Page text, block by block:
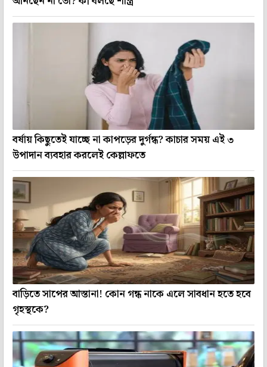
বর্ষায় কিছুতেই যাচ্ছে না কাপড়ের দুর্গন্ধ? কাচার সময় এই ৩
উপাদান ব্যবহার করলেই কেল্লাফতে
বাড়িতে সাপের আস্তানা! কোন গন্ধ নাকে এলে সাবধান হতে হবে
গৃহস্থকে?